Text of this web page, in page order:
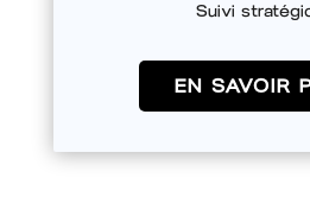
Suivi
EN SAVOIR